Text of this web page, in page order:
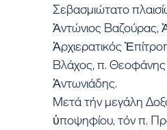
Σεβασμιώτατο
Ἀντώνιος Βαζούρας,
Ἀρχιερατικός
Βλάχος, π. Θεοφάνης
Ἀντωνιάδης.
Μετά τήν μεγάλη
ὑποψηφίου, τόν π.